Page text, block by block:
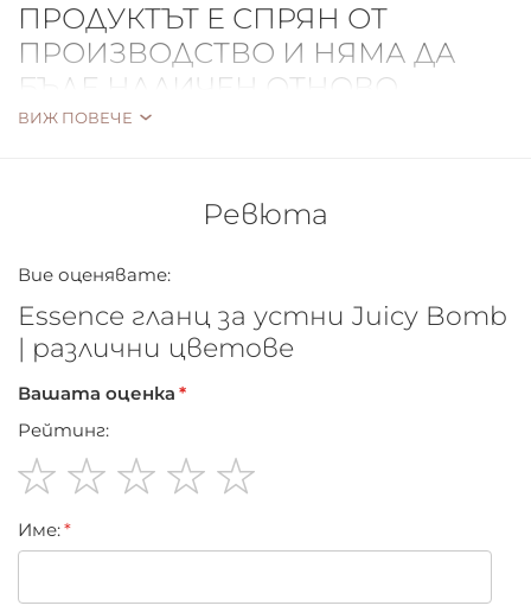
ПРОДУКТЪТ Е СПРЯН ОТ
ПРОИЗВОДСТВО И НЯМА ДА
БЪДЕ НАЛИЧЕН ОТНОВО.
Очаква се relaunch на продукта
ВИЖ ПОВЕЧЕ
Ревюта
Вие оценявате:
Essence гланц за устни Juicy Bomb
| различни цветове
Вашата оценка
Рейтинг:
star
stars
stars
stars
stars
Име: